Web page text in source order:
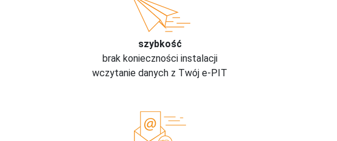
szybkość
brak konieczności instalacji
wczytanie danych z Twój e-PIT